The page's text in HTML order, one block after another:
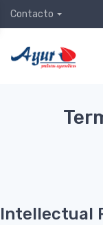
Contacto
Intellectual